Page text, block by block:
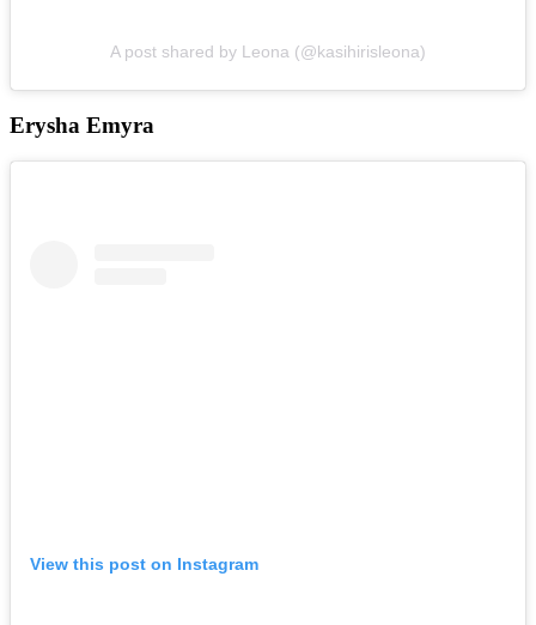
A post shared by Leona (@kasihirisleona)
Erysha Emyra
View this post on Instagram